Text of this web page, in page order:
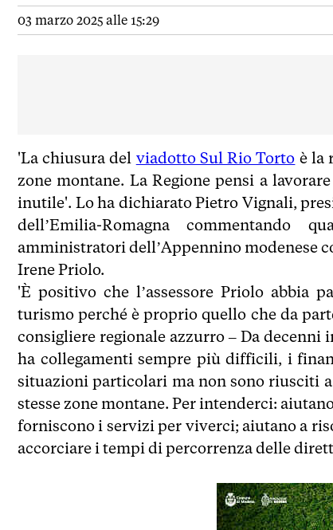
03 marzo 2025 alle 15:29
'La chiusura del viadotto Sul Rio Torto è la
zone montane. La Regione pensi a
inutile'. Lo ha dichiarato Pietro Vignali,
dell’Emilia-Romagna
amministratori dell’Appennino modenese
Irene Priolo.
'È positivo che l’assessore Priolo abbia
turismo perché è proprio quello che da
consigliere regionale azzurro – Da
ha collegamenti sempre più difficili, i
situazioni particolari ma non sono riusciti
stesse zone montane. Per intenderci:
forniscono i servizi per viverci; aiutano a
accorciare i tempi di percorrenza delle